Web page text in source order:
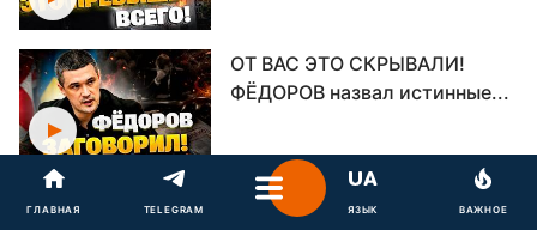
ОТ ВАС ЭТО СКРЫВАЛИ!
ФЁДОРОВ назвал истинные...
Путин получил новый удар!
ГЛАВНАЯ TELEGRAM ЯЗЫК ВАЖНОЕ